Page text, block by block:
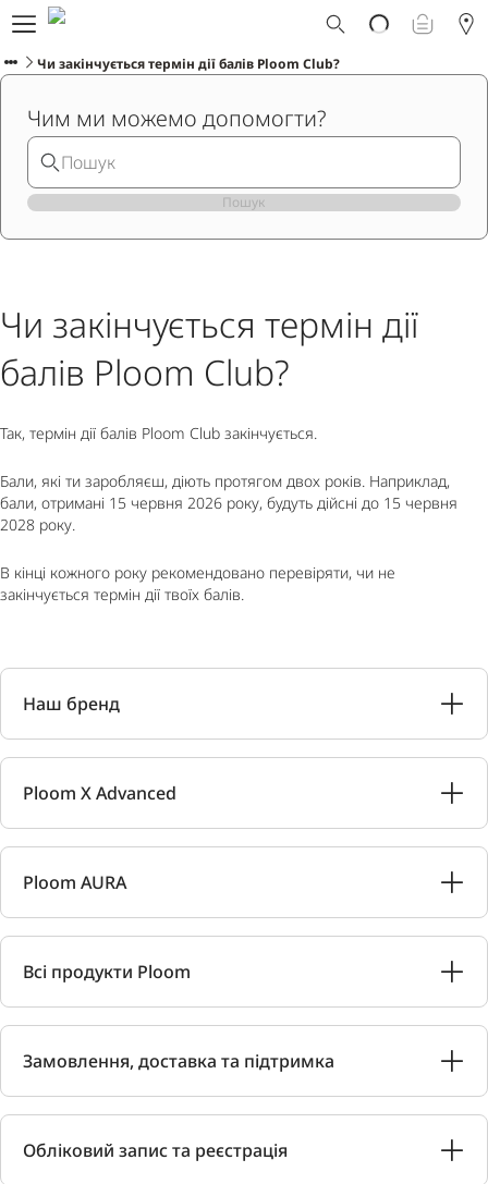
Що таке Ploom AURA?
Каталог
Програма Смарт Апгрейд
Служба підтримки Ploom
Прокат пристрою Ploom AURA
Фірмові магазини
Чи закінчується термін дії балів Ploom Club?
Чим ми можемо допомогти?
Пошук
Чи закінчується термін дії
балів Ploom Club?
Так, термін дії балів Ploom Club закінчується.
Бали, які ти заробляєш, діють протягом двох років. Наприклад,
бали, отримані 15 червня 2026 року, будуть дійсні до 15 червня
2028 року.
В кінці кожного року рекомендовано перевіряти, чи не
закінчується термін дії твоїх балів.
Наш бренд
Ploom X Advanced
Ploom AURA
Всі продукти Ploom
Замовлення, доставка та підтримка
Обліковий запис та реєстрація